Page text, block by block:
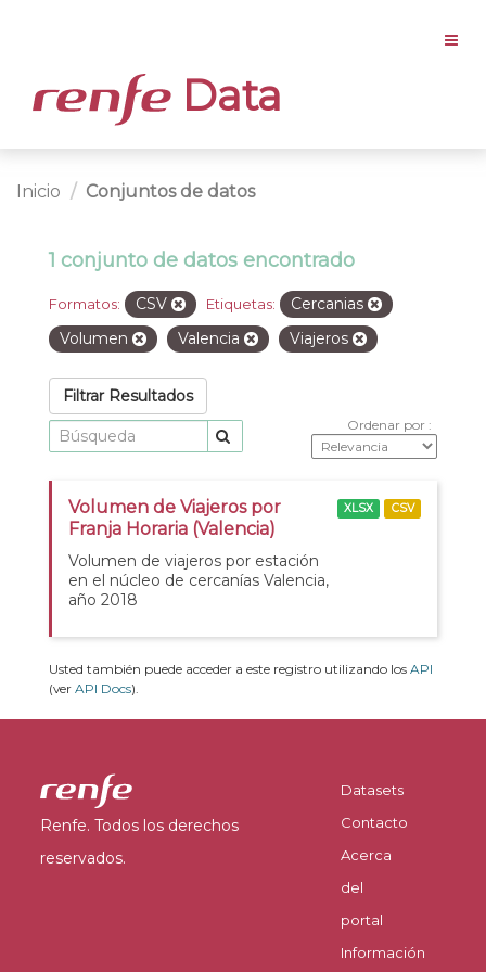
Data
Inicio Conjuntos de datos
1 conjunto de datos encontrado
Formatos: CSV Etiquetas:
Cercanias
Volumen
Valencia Viajeros
Filtrar Resultados
Ordenar por
Volumen de Viajeros por
Franja Horaria (Valencia)
Volumen de viajeros por estación
en el núcleo de cercanías Valencia,
año 2018
XLSX CSV
Usted también puede acceder a este registro utilizando los API
(ver API Docs).
Renfe. Todos los derechos
reservados.
Datasets
Contacto
Acerca
del
portal
Información